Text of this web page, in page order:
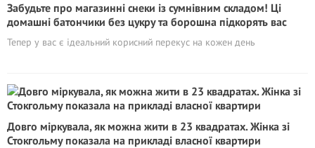
Забудьте про магазинні снеки із сумнівним складом! Ці
домашні батончики без цукру та борошна підкорять вас
Тепер у вас є ідеальний корисний перекус на кожен день
Довго міркувала, як можна жити в 23 квадратах. Жінка зі
Стокгольму показала на прикладі власної квартири